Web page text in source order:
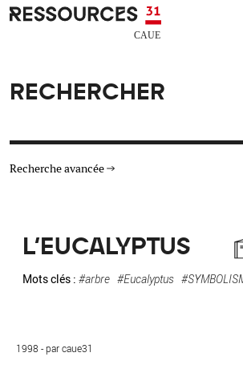
Aller au contenu principal
CAUE RESSOURCES 31
RECHERCHER
Recherche avancée
TYPE DE RESSOURCES
AUTRES CRITÈRES
L'EUCALYPTUS
Mots clés : #arbre #Eucalyptus
1998 - par caue31